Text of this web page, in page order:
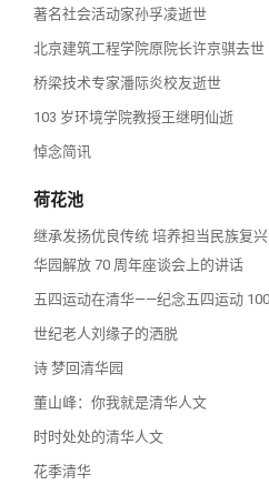
著名社会活动家孙孚凌逝世
北京建筑工程学院原院长许京骐去世
桥梁技术专家潘际炎校友逝世
103 岁环境学院教授王继明仙逝
悼念简讯
荷花池
继承发扬优良传统 培养担当民族复
华园解放 70 周年座谈会上的讲话
五四运动在清华——纪念五四运动
世纪老人刘缘子的洒脱
诗 梦回清华园
董山峰：你我就是清华人文
时时处处的清华人文
花季清华